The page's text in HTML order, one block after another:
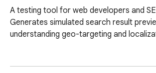
A testing tool for web developers and
Generates simulated search result
understanding geo-targeting and